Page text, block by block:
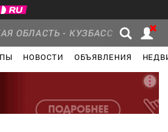
ОБЛАСТЬ - КУЗБАСС
НОВОСТИ ОБЪЯВЛЕНИЯ
Новости